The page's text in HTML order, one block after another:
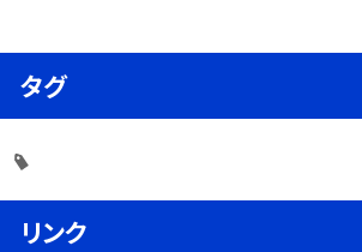
タグ
リンク